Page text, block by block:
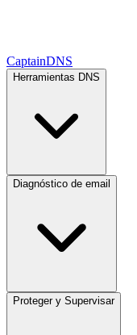
CaptainDNS
Herramientas DNS
Diagnóstico de email
Proteger y Supervisar